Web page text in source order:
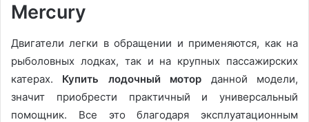
Mercury
Двигатели легки в обращении и применяются, как на
рыболовных лодках, так и на крупных пассажирских
катерах. Купить лодочный мотор данной модели,
значит приобрести практичный и универсальный
помощник. Все это благодаря эксплуатационным